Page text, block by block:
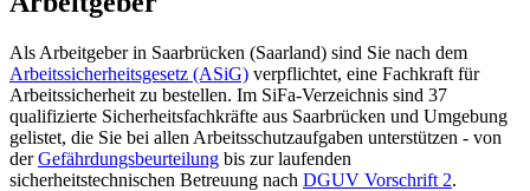
Als Arbeitgeber in Saarbrücken (Saarland) sind Sie nach dem
Arbeitssicherheitsgesetz (ASiG) verpflichtet, eine Fachkraft für
Arbeitssicherheit zu bestellen. Im SiFa-Verzeichnis sind 37
qualifizierte Sicherheitsfachkräfte aus Saarbrücken und Umgebung
gelistet, die Sie bei allen Arbeitsschutzaufgaben unterstützen - von
derGefährdungsbeurteilung bis zur laufenden
sicherheitstechnischen Betreuung nach DGUV Vorschrift 2.